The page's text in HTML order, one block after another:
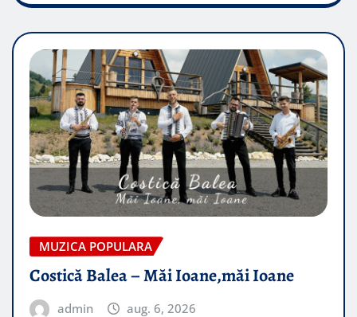
MUZICA POPULARA
Costică Balea – Măi Ioane,măi Ioane
admin aug. 6, 2026